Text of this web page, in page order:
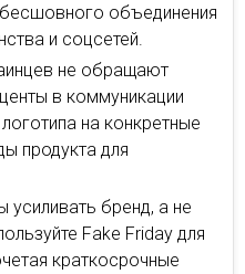
объединения
и соцсетей.
не обращают
в коммуникации
на конкретные
продукта для
бренд, а не
Fake Friday для
краткосрочные